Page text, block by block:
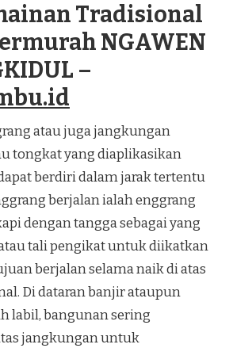
EGRANG
TERMURAH
NGAWEN
Tradisional
NGAWEN
–
atau juga jangkungan
tongkat yang diaplikasikan
berdiri dalam jarak tertentu
berjalan ialah enggrang
dengan tangga sebagai yang
tali pengikat untuk diikatkan
berjalan selama naik di atas
Di dataran banjir ataupun
labil, bangunan sering
jangkungan untuk